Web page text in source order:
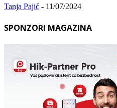
Tanja Pajić - 11/07/2024
SPONZORI MAGAZINA